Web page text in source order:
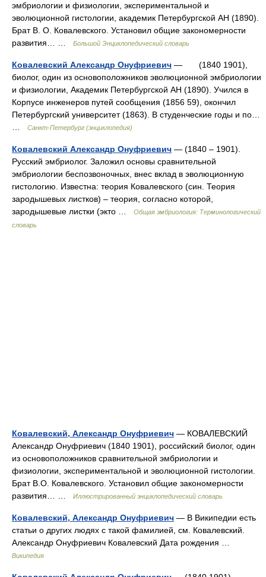
эмбриологии и физиологии, экспериментальной и
эволюционной гистологии, академик Петербургской АН (1890).
Брат В. О. Ковалевского. Установил общие закономерности
развития… …
Большой Энциклопедический словарь
Ковалевский Александр Онуфриевич — (1840 1901),
биолог, один из основоположников эволюционной эмбриологии
и физиологии, Академик Петербургской АН (1890). Учился в
Корпусе инженеров путей сообщения (1856 59), окончил
Петербургский университет (1863). В студенческие годы и по…
Санкт-Петербург (энциклопедия)
Ковалевский Александр Онуфриевич — (1840 – 1901).
Русский эмбриолог. Заложил основы сравнительной
эмбриологии беспозвоночных, внес вклад в эволюционную
гистологию. Известна: теория Ковалевского (син. Теория
зародышевых листков) – теория, согласно которой,
зародышевые листки (экто …
Общая эмбриология: Терминологический
словарь
Ковалевский, Александр Онуфриевич — КОВАЛЕВСКИЙ
Александр Онуфриевич (1840 1901), российский биолог, один
из основоположников сравнительной эмбриологии и
физиологии, экспериментальной и эволюционной гистологии.
Брат В.О. Ковалевского. Установил общие закономерности
развития… …
Иллюстрированный энциклопедический словарь
Ковалевский, Александр Онуфриевич — В Википедии есть
статьи о других людях с такой фамилией, см. Ковалевский.
Александр Онуфриевич Ковалевский Дата рождения …
Википедия